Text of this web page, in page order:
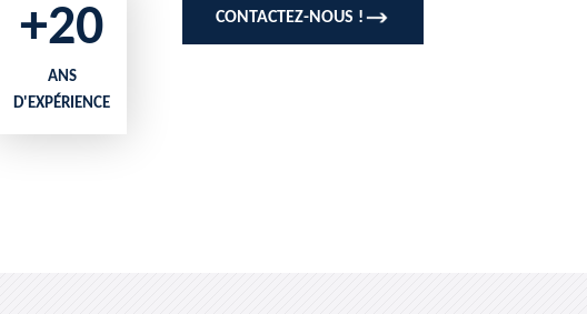
+20
ANS
D'EXPÉRIENCE
CONTACTEZ-NOUS !